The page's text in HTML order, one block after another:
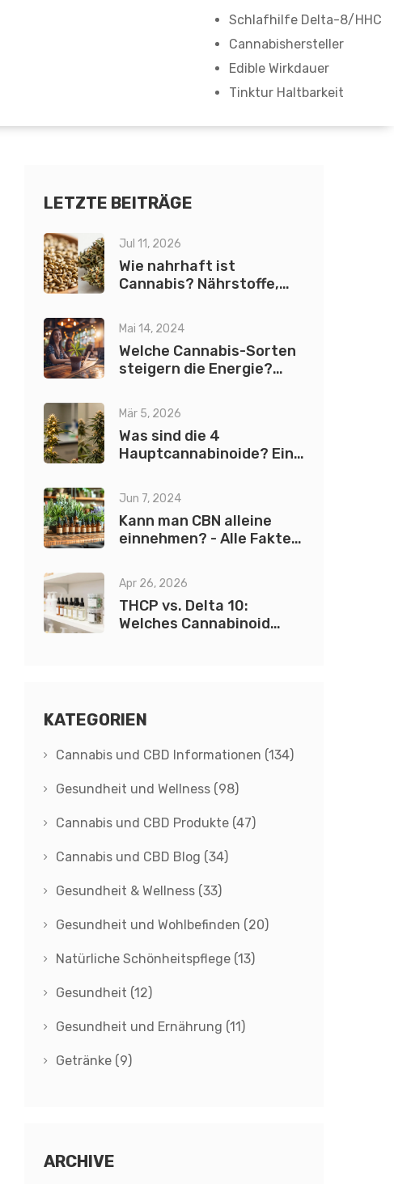
Schlafhilfe Delta-8/HHC
Cannabishersteller
Edible Wirkdauer
Tinktur Haltbarkeit
LETZTE BEITRÄGE
Jul 11, 2026
Wie nahrhaft ist
Cannabis? Nährstoffe,
Mai 14, 2024
Welche Cannabis-Sorten
steigern die Energie?
Mär 5, 2026
Was sind die 4
Hauptcannabinoide? Eine
CBD, CBG und CBN
Jun 7, 2024
Kann man CBN alleine
einnehmen? - Alle Fakten
Apr 26, 2026
THCP vs. Delta 10:
Welches Cannabinoid
KATEGORIEN
Cannabis und CBD Informationen (134)
Gesundheit und Wellness (98)
Cannabis und CBD Produkte (47)
Cannabis und CBD Blog (34)
Gesundheit & Wellness (33)
Gesundheit und Wohlbefinden (20)
Natürliche Schönheitspflege (13)
Gesundheit (12)
Gesundheit und Ernährung (11)
Getränke (9)
ARCHIVE